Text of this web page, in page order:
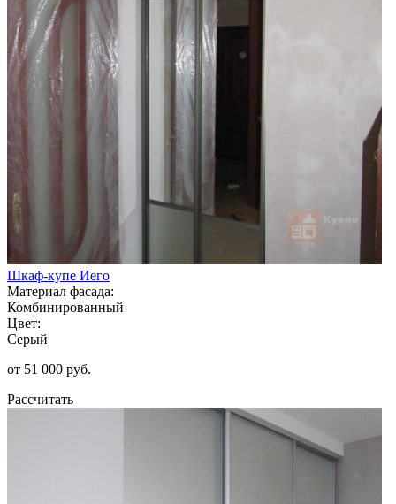
Шкаф-купе Иего
Материал фасада:
Комбинированный
Цвет:
Серый
от 51 000 руб.
Рассчитать